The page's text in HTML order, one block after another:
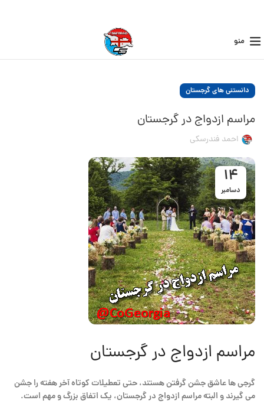
منو
دانستنی های گرجستان
مراسم ازدواج در گرجستان
احمد فندرسکی
14
دسامبر
مراسم ازدواج در گرجستان
گرجی ها عاشق جشن گرفتن هستند، حتی تعطیلات کوتاه آخر هفته را جشن
می گیرند و البته مراسم ازدواج در گرجستان، یک اتفاق بزرگ و مهم است.